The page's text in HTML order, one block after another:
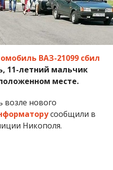
ВАЗ-21099 сбил
11-летний мальчик
месте.
возле нового
сообщили в
Никополя.